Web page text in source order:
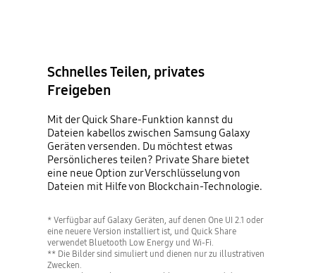
Schnelles Teilen, privates
Freigeben
Mit der Quick Share-Funktion kannst du
Dateien kabellos zwischen Samsung Galaxy
Geräten versenden. Du möchtest etwas
Persönlicheres teilen? Private Share bietet
eine neue Option zur Verschlüsselung von
Dateien mit Hilfe von Blockchain-Technologie.
* Verfügbar auf Galaxy Geräten, auf denen One UI 2.1 oder
eine neuere Version installiert ist, und Quick Share
verwendet Bluetooth Low Energy und Wi-Fi.
** Die Bilder sind simuliert und dienen nur zu illustrativen
Zwecken.